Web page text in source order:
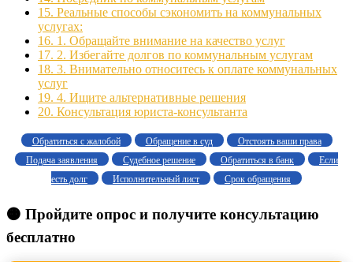
15. Реальные способы сэкономить на коммунальных
услугах:
16. 1. Обращайте внимание на качество услуг
17. 2. Избегайте долгов по коммунальным услугам
18. 3. Внимательно относитесь к оплате коммунальных
услуг
19. 4. Ищите альтернативные решения
20. Консультация юриста-консультанта
Обратиться с жалобой Обращение в суд
Отстоять ваши права
Подача заявления
Судебное решение Обратиться в банк
Если
есть долг
Исполнительный лист Срок обращения
🟠 Пройдите опрос и получите консультацию
бесплатно